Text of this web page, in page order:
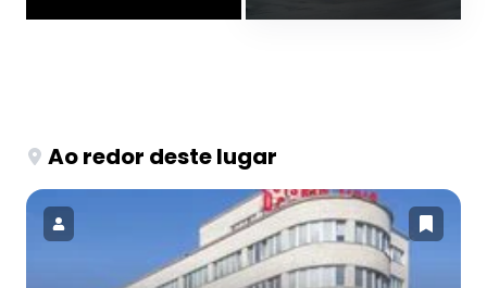
Ao redor deste lugar